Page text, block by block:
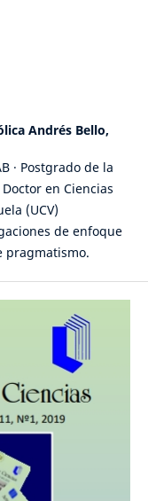
Andrés Bello,
· Postgrado de la
en Ciencias
(UCV)
de enfoque
pragmatismo.